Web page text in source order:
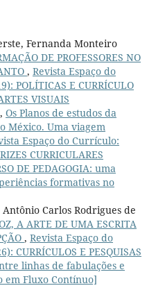
Fernanda Monteiro
DE PROFESSORES NO
, Revista Espaço do
POLÍTICAS E CURRÍCULO
VISUAIS
Os Planos de estudos da
México. Uma viagem
Espaço do Currículo:
CURRICULARES
DE PEDAGOGIA: uma
formativas no
Carlos Rodrigues de
A ARTE DE UMA ESCRITA
, Revista Espaço do
CURRÍCULOS E PESQUISAS
linhas de fabulações e
em Fluxo Contínuo]